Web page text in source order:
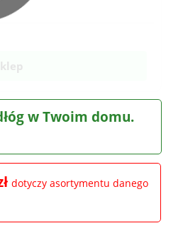
w Twoim domu.
dotyczy asortymentu danego